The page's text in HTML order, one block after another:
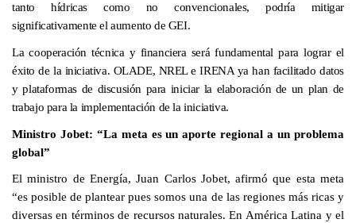
tanto hídricas como no convencionales, podría mitigar
significativamente el aumento de GEI.
La cooperación técnica y financiera será fundamental para lograr el
éxito de la iniciativa. OLADE, NREL e IRENA ya han facilitado datos
y plataformas de discusión para iniciar la elaboración de un plan de
trabajo para la implementación de la iniciativa.
Ministro Jobet: “La meta es un aporte regional a un problema
global”
El ministro de Energía, Juan Carlos Jobet, afirmó que esta meta
“es posible de plantear pues somos una de las regiones más ricas y
diversas en términos de recursos naturales. En América Latina y el